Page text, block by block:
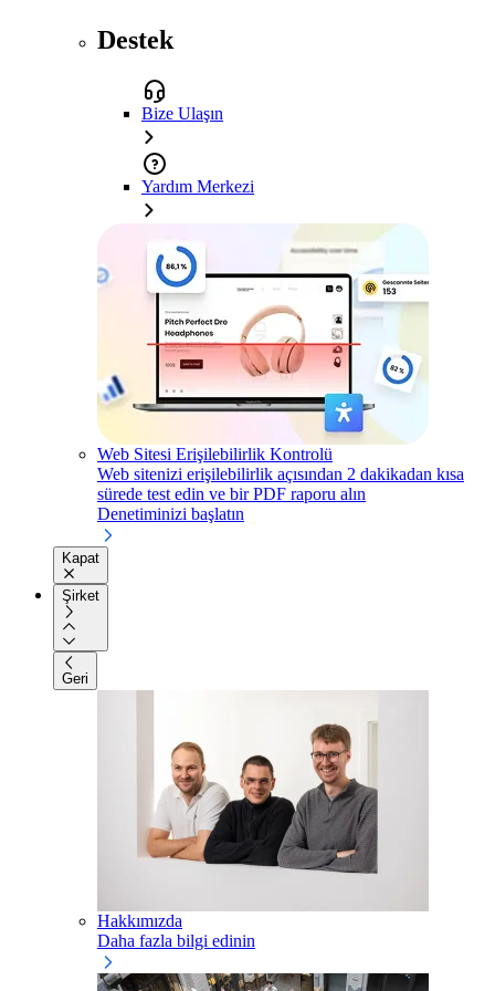
Destek
Bize Ulaşın
Yardım Merkezi
Web Sitesi Erişilebilirlik Kontrolü
Web sitenizi erişilebilirlik açısından 2 dakikadan kısa
sürede test edin ve bir PDF raporu alın
Denetiminizi başlatın
Kapat
Şirket
Geri
Hakkımızda
Daha fazla bilgi edinin